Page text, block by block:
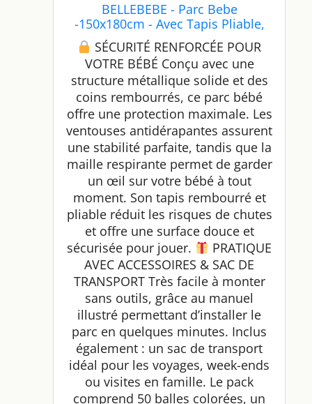
BELLEBEBE - Parc Bebe
-150x180cm - Avec Tapis Pliable,
50 Balles Colorées, Panier de Jeu
et Livre Sensoriel Animaux - 6
Poignées, Sac de Transport -
Sécurisé et Facile à Monter -
Design Jungle
SÉCURITÉ RENFORCÉE POUR
VOTRE BÉBÉ Conçu avec une
structure métallique solide et des
coins rembourrés, ce parc bébé
offre une protection maximale. Les
ventouses antidérapantes assurent
une stabilité parfaite, tandis que la
maille respirante permet de garder
un œil sur votre bébé à tout
moment. Son tapis rembourré et
pliable réduit les risques de chutes
et offre une surface douce et
sécurisée pour jouer.
PRATIQUE
AVEC ACCESSOIRES & SAC DE
TRANSPORT Très facile à monter
sans outils, grâce au manuel
illustré permettant d’installer le
parc en quelques minutes. Inclus
également : un sac de transport
idéal pour les voyages, week-ends
ou visites en famille. Le pack
comprend 50 balles colorées, un